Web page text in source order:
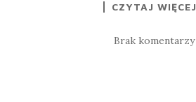
CZYTAJ WIĘCEJ
Brak komentarzy